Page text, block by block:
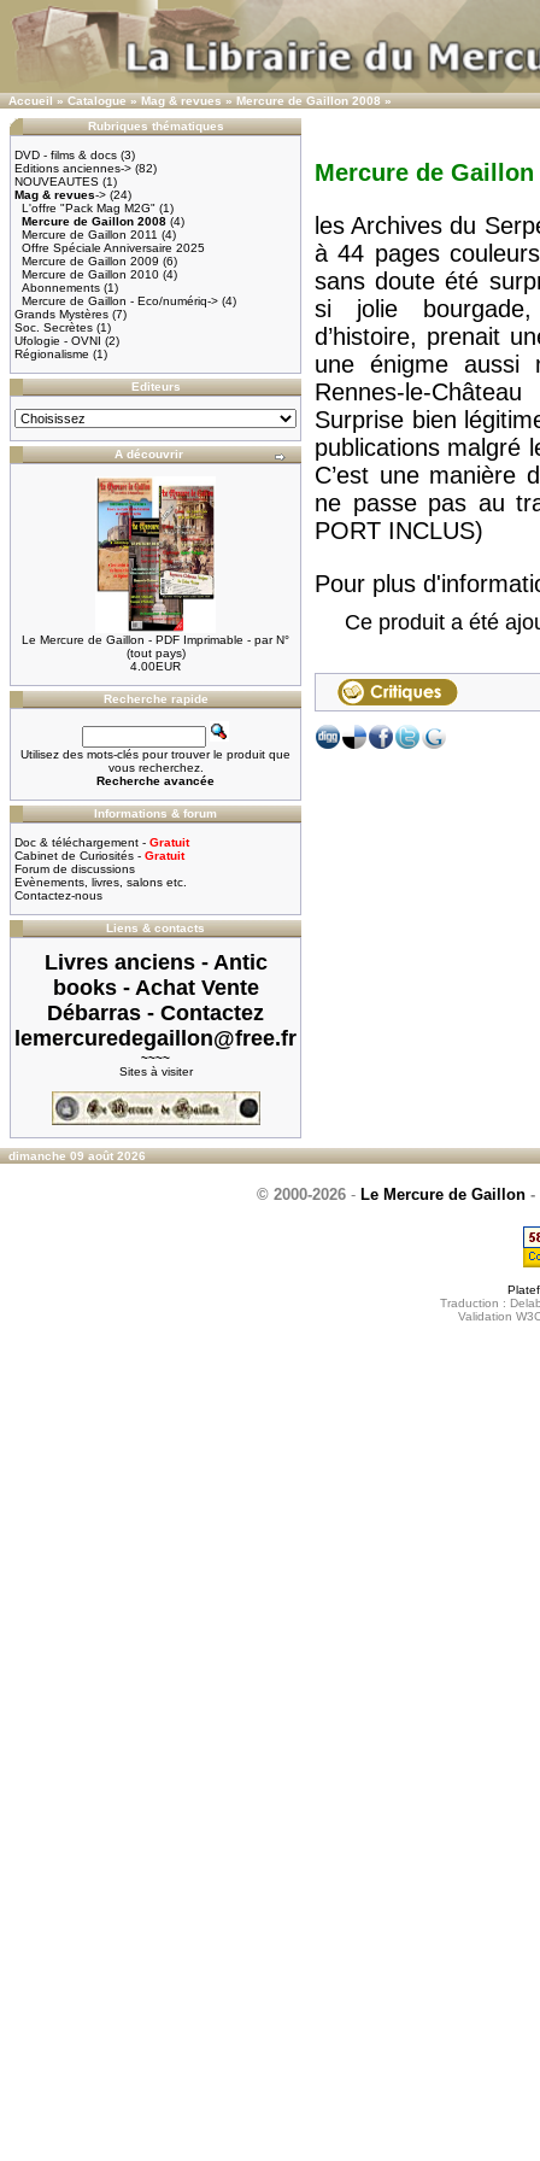
Accueil»Catalogue»Mag & revues»Mercure de Gaillon 2008»
Rubriques thématiques
DVD - films & docs (3)
Editions anciennes-> (82)
NOUVEAUTES (1)
Mag & revues-> (24)
L'offre "Pack Mag M2G" (1)
Mercure de Gaillon 2008 (4)
Mercure de Gaillon 2011 (4)
Offre Spéciale Anniversaire 2025
Mercure de Gaillon 2009 (6)
Mercure de Gaillon 2010 (4)
Abonnements (1)
Mercure de Gaillon - Eco/numériq-> (4)
Grands Mystères (7)
Soc. Secrètes (1)
Ufologie - OVNI (2)
Régionalisme (1)
Editeurs
A découvrir
Le Mercure de Gaillon - PDF Imprimable - par N°
(tout pays)
4.00EUR
Recherche rapide
Utilisez des mots-clés pour trouver le produit que
vous recherchez.
Recherche avancée
Informations & forum
Doc & téléchargement - Gratuit
Cabinet de Curiosités - Gratuit
Forum de discussions
Evènements, livres, salons etc.
Contactez-nous
Liens & contacts
Livres anciens - Antic
books - Achat Vente
Débarras - Contactez
lemercuredegaillon@free.fr
~~~~
Sites à visiter
Mercure de Gaillon
les Archives du
à 44 pages
sans doute été
si jolie
d’histoire, prenait
une énigme aussi
Rennes-le-
Surprise bien
publications malgré
C’est une manière
ne passe pas au
PORT INCLUS)
Pour plus
Ce produit a été
dimanche 09 août 2026
© 2000-2026 - Le Mercure de Gaillon -
Traduction :
Validation